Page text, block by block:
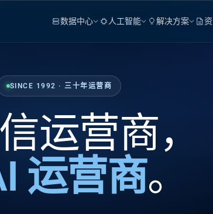
数据中心 人工智能 解决方案
SINCE 1992 · 三十年运营商
运营商，
运营商。